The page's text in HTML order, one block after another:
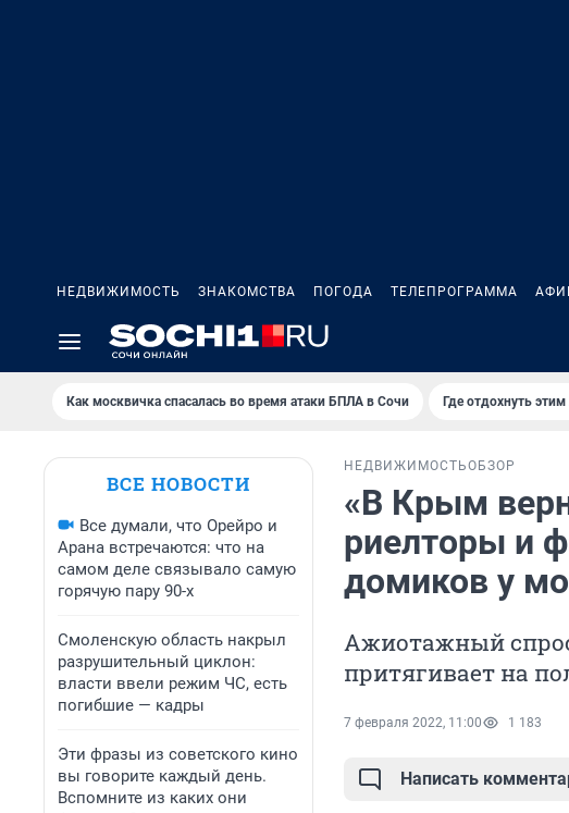
НЕДВИЖИМОСТЬ ЗНАКОМСТВА ПОГОДА ТЕЛЕПРОГРАММА
Как москвичка спасалась во время атаки БПЛА в Сочи Где отдохнуть
ВСЕ НОВОСТИ
Все думали, что Орейро и
Арана встречаются: что на
самом деле связывало самую
горячую пару 90-х
Смоленскую область накрыл
разрушительный циклон:
власти ввели режим ЧС, есть
погибшие — кадры
Эти фразы из советского кино
вы говорите каждый день.
Вспомните из каких они
НЕДВИЖИМОСТЬОБЗОР
«В Крым
риелторы и
домиков у
Ажиотажный
притягивает на
7 февраля 2022, 11:00 1 183
Написать